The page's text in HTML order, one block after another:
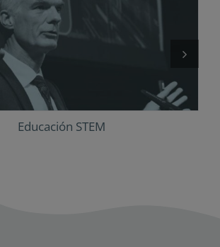
Educación STEM